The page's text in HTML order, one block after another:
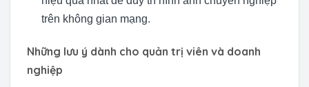
trên không gian mạng.
Những lưu ý dành cho quản trị viên và doanh
nghiệp